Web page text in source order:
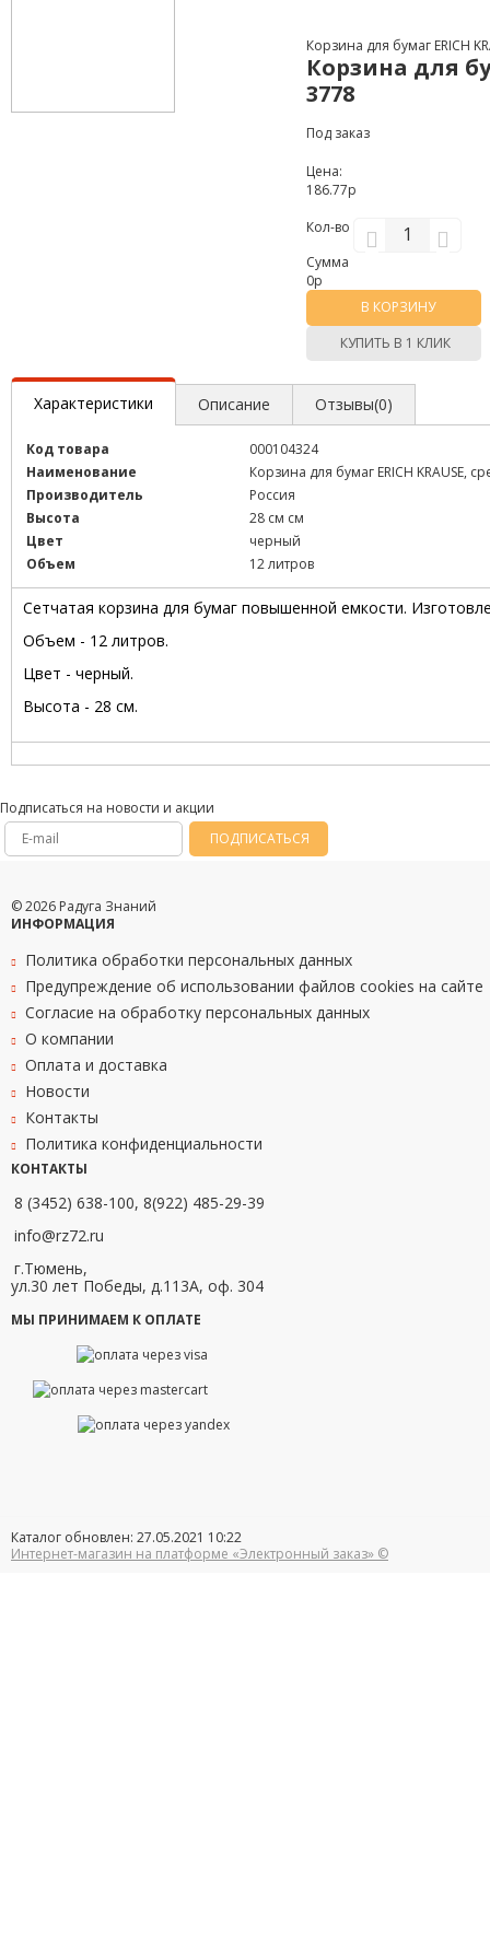
Корзина для бумаг ERICH
Корзина для
3778
Под заказ
Цена:
186.77р
Кол-во
Сумма
0р
В КОРЗИНУ
КУПИТЬ В 1 КЛИК
Характеристики Описание Отзывы(0)
Код товара
000104324
Наименование
Корзина для бумаг ERICH KRAUSE,
Производитель
Россия
Высота
28 см см
Цвет
черный
Объем
12 литров
Сетчатая корзина для бумаг повышенной емкости.
Объем - 12 литров.
Цвет - черный.
Высота - 28 см.
Подписаться на новости и акции
ПОДПИСАТЬСЯ
© 2026 Радуга Знаний
ИНФОРМАЦИЯ
Политика обработки персональных данных
Предупреждение об использовании файлов cookies на сайте
Согласие на обработку персональных данных
О компании
Оплата и доставка
Новости
Контакты
Политика конфиденциальности
КОНТАКТЫ
8 (3452) 638-100, 8(922) 485-29-39
info@rz72.ru
г.Тюмень,
ул.30 лет Победы, д.113А, оф. 304
МЫ ПРИНИМАЕМ К ОПЛАТЕ
Каталог обновлен: 27.05.2021 10:22
Интернет-магазин на платформе «Электронный заказ» ©